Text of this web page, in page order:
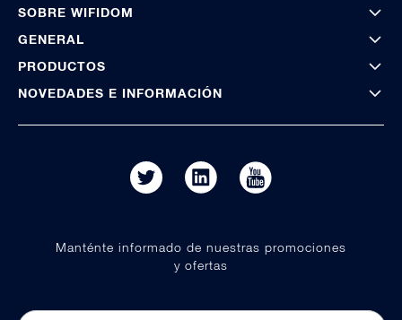
SOBRE WIFIDOM
GENERAL
PRODUCTOS
NOVEDADES E INFORMACIÓN
Manténte informado de nuestras promociones
y ofertas